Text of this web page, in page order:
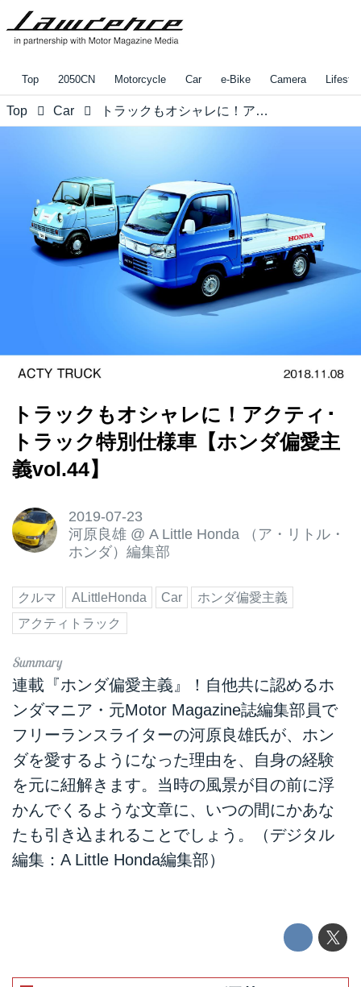
Top 2050CN Motorcycle Car e-Bike Camera
Top Car トラックもオシャレに！アクティ･トラック特別仕様車【ホンダ偏愛主義vol.44】
トラックもオシャレに！アクティ･
トラック特別仕様車【ホンダ偏愛主
義vol.44】
2019-07-23
河原良雄 @ A Little Honda （ア・リトル・
ホンダ）編集部
クルマ ALittleHonda Car
ホンダ偏愛主義
アクティトラック
連載『ホンダ偏愛主義』！自他共に認めるホ
ンダマニア・元Motor Magazine誌編集部員で
フリーランスライターの河原良雄氏が、ホン
ダを愛するようになった理由を、自身の経験
を元に紐解きます。当時の風景が目の前に浮
かんでくるような文章に、いつの間にかあな
たも引き込まれることでしょう。（デジタル
編集：A Little Honda編集部）